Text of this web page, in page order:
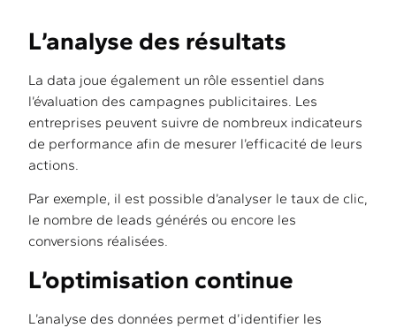
L’analyse des résultats
La data joue également un rôle essentiel dans
l’évaluation des campagnes publicitaires. Les
entreprises peuvent suivre de nombreux indicateurs
de performance afin de mesurer l’efficacité de leurs
actions.
Par exemple, il est possible d’analyser le taux de clic,
le nombre de leads générés ou encore les
conversions réalisées.
L’optimisation continue
L’analyse des données permet d’identifier les